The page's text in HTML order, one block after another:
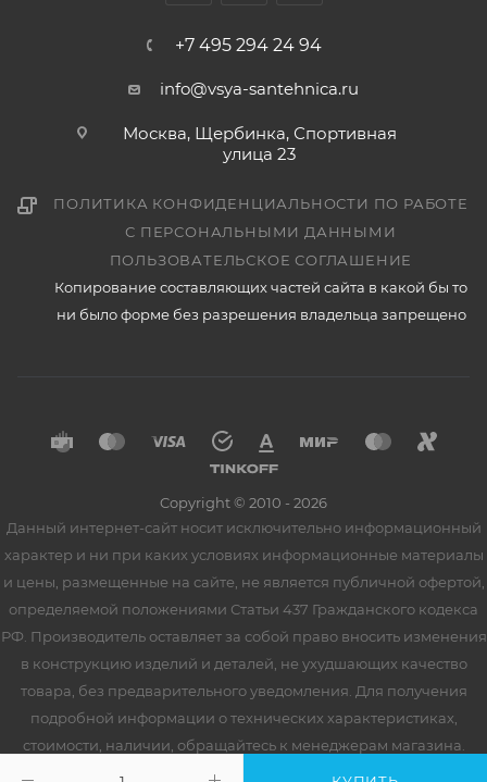
+7 495 294 24 94
info@vsya-santehnica.ru
Москва, Щербинка, Спортивная
улица 23
ПОЛИТИКА КОНФИДЕНЦИАЛЬНОСТИ ПО РАБОТЕ
С ПЕРСОНАЛЬНЫМИ ДАННЫМИ
ПОЛЬЗОВАТЕЛЬСКОЕ СОГЛАШЕНИЕ
Копирование составляющих частей сайта в какой бы то
ни было форме без разрешения владельца запрещено
Copyright © 2010 - 2026
Данный интернет-сайт носит исключительно информационный
характер и ни при каких условиях информационные материалы
и цены, размещенные на сайте, не является публичной офертой,
определяемой положениями Статьи 437 Гражданского кодекса
РФ. Производитель оставляет за собой право вносить изменения
в конструкцию изделий и деталей, не ухудшающих качество
товара, без предварительного уведомления. Для получения
подробной информации о технических характеристиках,
стоимости, наличии, обращайтесь к менеджерам магазина.